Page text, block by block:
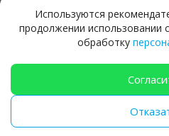
Обращаясь в наш магазин, вы
ИИ система
Используются
продолжении использовании
обработку